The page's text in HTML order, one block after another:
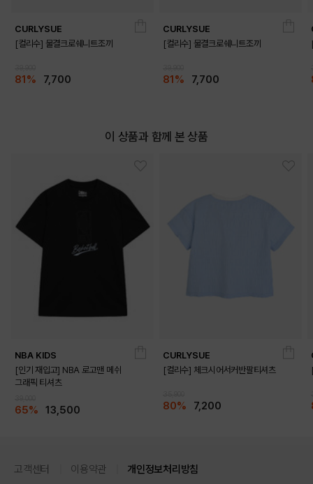
CURLYSUE
[컬리수] 물결크로쉐니트조끼
81% 7,700
CURLYSUE
[컬리수] 물결크로쉐니트조끼
81% 7,700
이 상품과 함께 본 상품
NBA KIDS
[인기 재입고] NBA 로고맨 메쉬
그래픽 티셔츠
65% 13,500
CURLYSUE
[컬리수] 체크시어서커반팔티셔츠
80% 7,200
고객센터 이용약관 개인정보처리방침